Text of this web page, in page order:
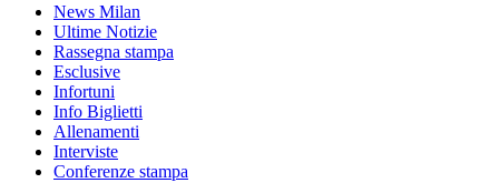
News Milan
Ultime Notizie
Rassegna stampa
Esclusive
Infortuni
Info Biglietti
Allenamenti
Interviste
Conferenze stampa